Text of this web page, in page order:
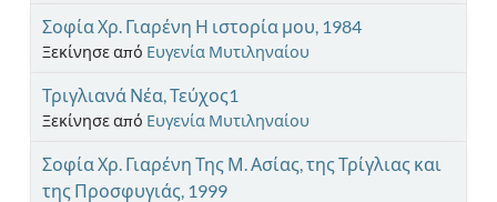
Σοφία Χρ. Γιαρένη Η ιστορία μου, 1984
Ξεκίνησε από Ευγενία Μυτιληναίου
Τριγλιανά Νέα, Τεύχος1
Ξεκίνησε από Ευγενία Μυτιληναίου
Σοφία Χρ. Γιαρένη Της Μ. Ασίας, της Τρίγλιας και
της Προσφυγιάς, 1999